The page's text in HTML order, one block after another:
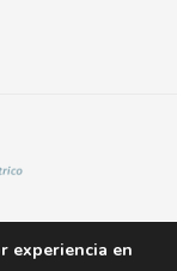
experiencia en